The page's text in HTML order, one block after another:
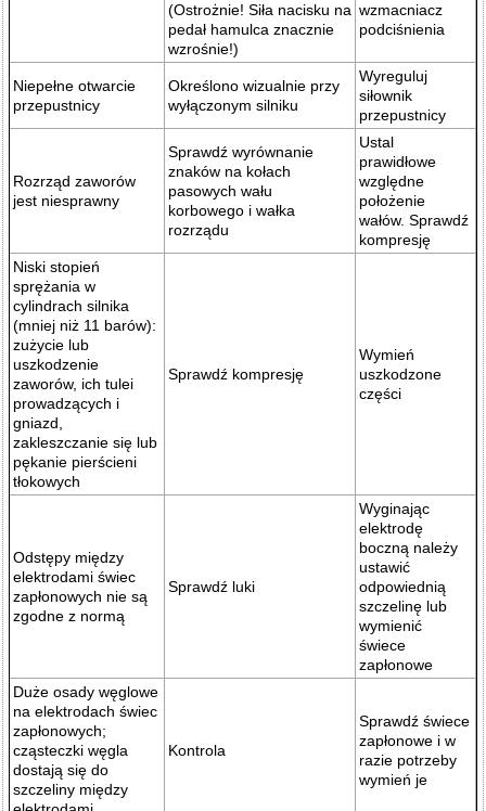
(Ostrożnie! Siła nacisku na
pedał hamulca znacznie
wzrośnie!)
wzmacniacz
podciśnienia
Niepełne otwarcie
przepustnicy
Określono wizualnie przy
wyłączonym silniku
Wyreguluj
siłownik
przepustnicy
Rozrząd zaworów
jest niesprawny
Sprawdź wyrównanie
znaków na kołach
pasowych wału
korbowego i wałka
rozrządu
Ustal
prawidłowe
względne
położenie
wałów. Sprawdź
kompresję
Niski stopień
sprężania w
cylindrach silnika
(mniej niż 11 barów):
zużycie lub
uszkodzenie
zaworów, ich tulei
prowadzących i
gniazd,
zakleszczanie się lub
pękanie pierścieni
tłokowych
Sprawdź kompresję
Wymień
uszkodzone
części
Odstępy między
elektrodami świec
zapłonowych nie są
zgodne z normą
Sprawdź luki
Wyginając
elektrodę
boczną należy
ustawić
odpowiednią
szczelinę lub
wymienić
świece
zapłonowe
Duże osady węglowe
na elektrodach świec
zapłonowych;
cząsteczki węgla
dostają się do
szczeliny między
Kontrola
Sprawdź świece
zapłonowe i w
razie potrzeby
wymień je